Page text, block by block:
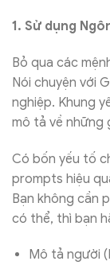
1. Sử dụng
Bỏ qua các
Nói chuyện với
nghiệp. Khung
mô tả về những
Có bốn yếu tố
prompts hiệu
Bạn không cần
có thể, thì bạn
Mô tả người